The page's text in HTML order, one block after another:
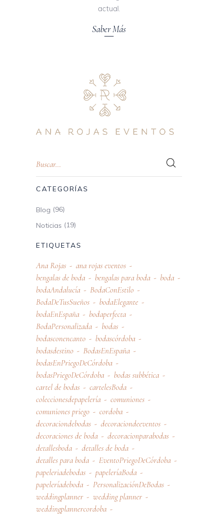
actual.
Saber Más
CATEGORÍAS
Blog (96)
Noticias (19)
ETIQUETAS
Ana Rojas
ana rojas eventos
bengalas de boda
bengalas para boda
boda
bodaAndalucía
BodaConEstilo
BodaDeTusSueños
bodaElegante
bodaEnEspaña
bodaperfecta
BodaPersonalizada
bodas
bodasconencanto
bodascórdoba
bodasdestino
BodasEnEspaña
bodasEnPriegoDeCórdoba
bodasPriegoDeCórdoba
bodas subbética
cartel de bodas
cartelesBoda
coleccionesdepapelería
comuniones
comuniones priego
cordoba
decoraciondebodas
decoraciondeeventos
decoraciones de boda
decoracionparabodas
detallesboda
detalles de boda
detalles para boda
EventoPriegoDeCórdoba
papeleriadebodas
papeleríaBoda
papeleríadeboda
PersonalizaciónDeBodas
weddingplanner
wedding planner
weddingplannercordoba